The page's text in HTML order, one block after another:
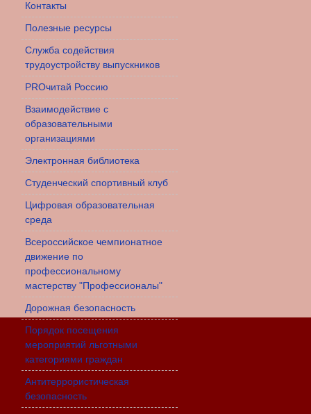
Контакты
Полезные ресурсы
Служба содействия
трудоустройству выпускников
PROчитай Россию
Взаимодействие с
образовательными
организациями
Электронная библиотека
Студенческий спортивный клуб
Цифровая образовательная
среда
Всероссийское чемпионатное
движение по
профессиональному
мастерству "Профессионалы"
Дорожная безопасность
Порядок посещения
мероприятий льготными
категориями граждан
Антитеррористическая
безопасность